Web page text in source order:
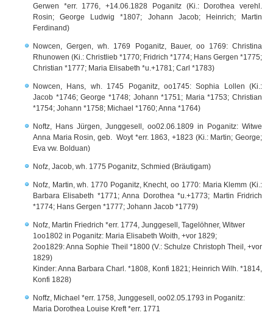
Gerwen *err. 1776, +14.06.1828 Poganitz (Ki.: Dorothea verehl.
Rosin; George Ludwig *1807; Johann Jacob; Heinrich; Martin
Ferdinand)
Nowcen, Gergen, wh. 1769 Poganitz, Bauer, oo 1769: Christina
Rhunowen (Ki.: Christlieb *1770; Fridrich *1774; Hans Gergen *1775;
Christian *1777; Maria Elisabeth *u.+1781; Carl *1783)
Nowcen, Hans, wh. 1745 Poganitz, oo1745: Sophia Lollen (Ki.:
Jacob *1746; George *1748; Johann *1751; Maria *1753; Christian
*1754; Johann *1758; Michael *1760; Anna *1764)
Noftz, Hans Jürgen, Junggesell, oo02.06.1809 in Poganitz: Witwe
Anna Maria Rosin, geb. Woyt *err. 1863, +1823 (Ki.: Martin; George;
Eva vw. Bolduan)
Nofz, Jacob, wh. 1775 Poganitz, Schmied (Bräutigam)
Nofz, Martin, wh. 1770 Poganitz, Knecht, oo 1770: Maria Klemm (Ki.:
Barbara Elisabeth *1771; Anna Dorothea *u.+1773; Martin Fridrich
*1774; Hans Gergen *1777; Johann Jacob *1779)
Nofz, Martin Friedrich *err. 1774, Junggesell, Tagelöhner, Witwer
1oo1802 in Poganitz: Maria Elisabeth Woith, +vor 1829;
2oo1829: Anna Sophie Theil *1800 (V.: Schulze Christoph Theil, +vor
1829)
Kinder: Anna Barbara Charl. *1808, Konfi 1821; Heinrich Wilh. *1814,
Konfi 1828)
Noffz, Michael *err. 1758, Junggesell, oo02.05.1793 in Poganitz:
Maria Dorothea Louise Kreft *err. 1771